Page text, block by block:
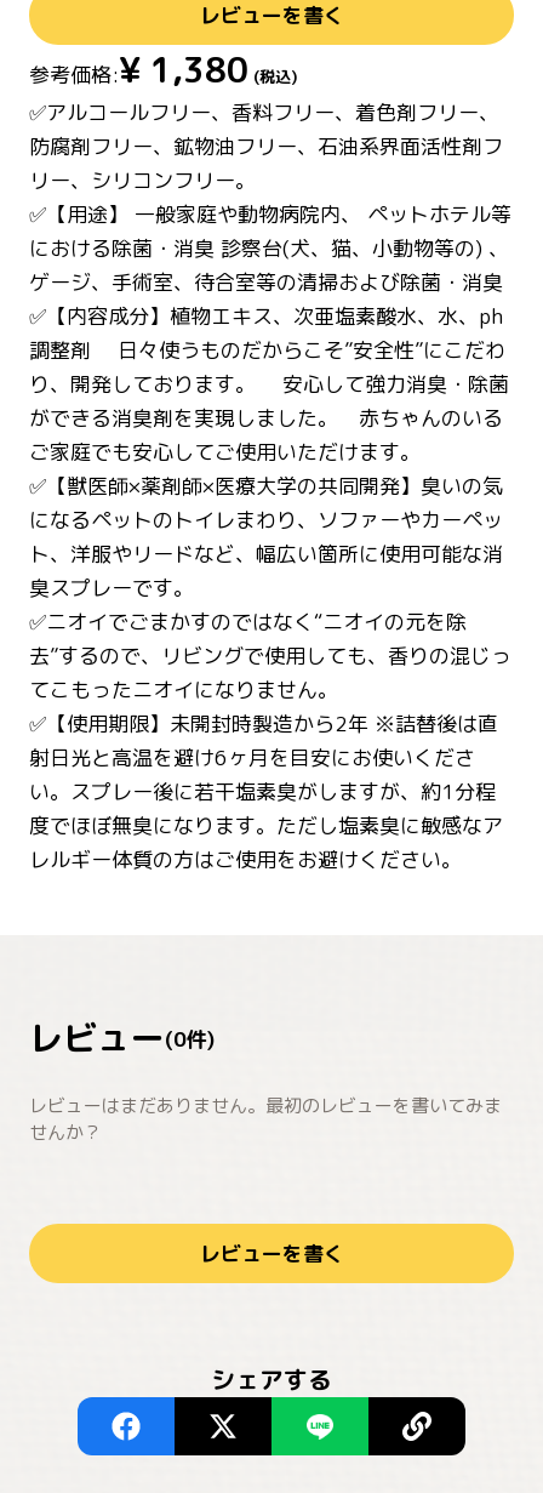
レビューを書く
参考価格:¥ 1,380 (税込)
✅アルコールフリー、香料フリー、着色剤フリー、
防腐剤フリー、鉱物油フリー、石油系界面活性剤フ
リー、シリコンフリー。
✅【用途】 一般家庭や動物病院内、 ペットホテル等
における除菌・消臭 診察台(犬、猫、小動物等の) 、
ゲージ、手術室、待合室等の清掃および除菌・消臭
✅【内容成分】植物エキス、次亜塩素酸水、水、ph
調整剤 日々使うものだからこそ”安全性”にこだわ
り、開発しております。 安心して強力消臭・除菌
ができる消臭剤を実現しました。 赤ちゃんのいる
ご家庭でも安心してご使用いただけます。
✅【獣医師×薬剤師×医療大学の共同開発】臭いの気
になるペットのトイレまわり、ソファーやカーペッ
ト、洋服やリードなど、幅広い箇所に使用可能な消
臭スプレーです。
✅ニオイでごまかすのではなく“ニオイの元を除
去”するので、リビングで使用しても、香りの混じっ
てこもったニオイになりません。
✅【使用期限】未開封時製造から2年 ※詰替後は直
射日光と高温を避け6ヶ月を目安にお使いくださ
い。スプレー後に若干塩素臭がしますが、約1分程
度でほぼ無臭になります。ただし塩素臭に敏感なア
レルギー体質の方はご使用をお避けください。
レビュー(0件)
レビューはまだありません。最初のレビューを書いてみま
せんか？
レビューを書く
シェアする